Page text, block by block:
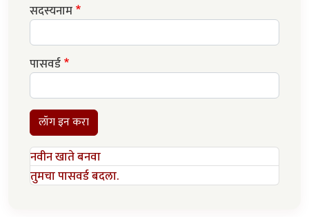
सदस्यनाम
पासवर्ड
लॉग इन करा
नवीन खाते बनवा
तुमचा पासवर्ड बदला.